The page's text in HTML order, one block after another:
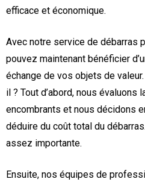
efficace et économique.
Avec notre service de débarras
pouvez maintenant bénéficier
échange de vos objets de
il ? Tout d’abord, nous évaluons
encombrants et nous décidons
déduire du coût total du
assez importante.
Ensuite, nos équipes de